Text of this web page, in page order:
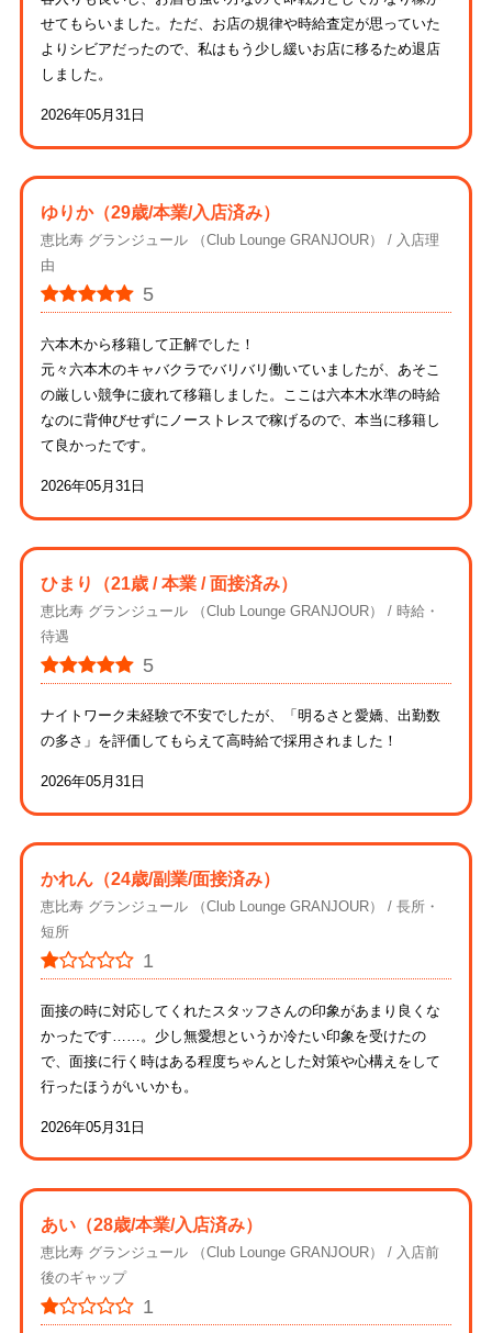
せてもらいました。ただ、お店の規律や時給査定が思っていた
よりシビアだったので、私はもう少し緩いお店に移るため退店
しました。
2026年05月31日
ゆりか（29歳/本業/入店済み）
恵比寿 グランジュール （Club Lounge GRANJOUR）
入店理
由
5
六本木から移籍して正解でした！
元々六本木のキャバクラでバリバリ働いていましたが、あそこ
の厳しい競争に疲れて移籍しました。ここは六本木水準の時給
なのに背伸びせずにノーストレスで稼げるので、本当に移籍し
て良かったです。
2026年05月31日
ひまり （21歳 / 本業 / 面接済み）
恵比寿 グランジュール （Club Lounge GRANJOUR）
時給・
待遇
5
ナイトワーク未経験で不安でしたが、「明るさと愛嬌、出勤数
の多さ」を評価してもらえて高時給で採用されました！
2026年05月31日
かれん （24歳/副業/面接済み）
恵比寿 グランジュール （Club Lounge GRANJOUR）
長所・
短所
1
面接の時に対応してくれたスタッフさんの印象があまり良くな
かったです……。少し無愛想というか冷たい印象を受けたの
で、面接に行く時はある程度ちゃんとした対策や心構えをして
行ったほうがいいかも。
2026年05月31日
あい （28歳/本業/入店済み）
恵比寿 グランジュール （Club Lounge GRANJOUR）
入店前
後のギャップ
1